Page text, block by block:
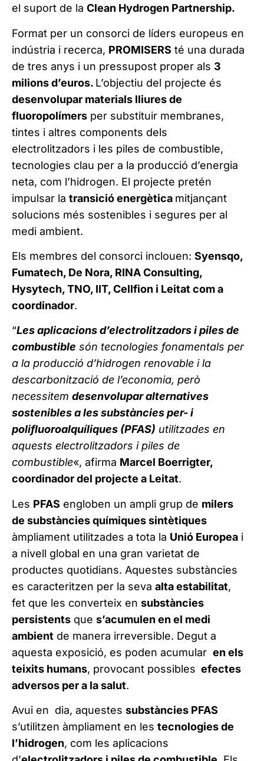
el suport de la Clean Hydrogen Partnership.
Format per un consorci de líders europeus en
indústria i recerca, PROMISERS té una durada
de tres anys i un pressupost proper als 3
milions d’euros. L’objectiu del projecte és
desenvolupar materials lliures de
fluoropolímers per substituir membranes,
tintes i altres components dels
electrolitzadors i les piles de combustible,
tecnologies clau per a la producció d’energia
neta, com l’hidrogen. El projecte pretén
impulsar la transició energètica mitjançant
solucions més sostenibles i segures per al
medi ambient.
Els membres del consorci inclouen: Syensqo,
Fumatech, De Nora, RINA Consulting,
Hysytech, TNO, IIT, Cellfion i Leitat com a
coordinador.
“Les aplicacions d’electrolitzadors i piles de
combustible són tecnologies fonamentals per
a la producció d’hidrogen renovable i la
descarbonització de l’economia, però
necessitem desenvolupar alternatives
sostenibles a les substàncies per- i
polifluoroalquíliques (PFAS) utilitzades en
aquests electrolitzadors i piles de
combustible«, afirma Marcel Boerrigter,
coordinador del projecte a Leitat.
Les PFAS engloben un ampli grup de milers
de substàncies químiques sintètiques
àmpliament utilitzades a tota la Unió Europea i
a nivell global en una gran varietat de
productes quotidians. Aquestes substàncies
es caracteritzen per la seva alta estabilitat,
fet que les converteix en substàncies
persistents que s’acumulen en el medi
ambient de manera irreversible. Degut a
aquesta exposició, es poden acumular en els
teixits humans, provocant possibles efectes
adversos per a la salut.
Avui en dia, aquestes substàncies PFAS
s’utilitzen àmpliament en les tecnologies de
l’hidrogen, com les aplicacions